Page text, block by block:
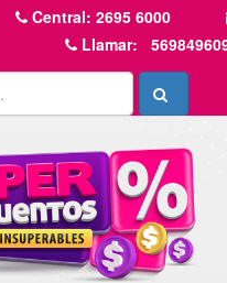
Central: 2695 6000
Llamar: